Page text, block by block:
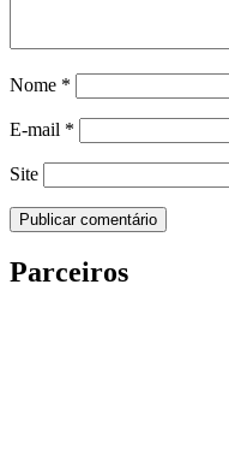
Nome *
E-mail *
Site
Parceiros